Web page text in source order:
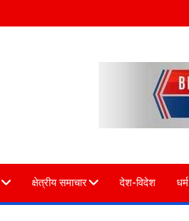
क्षेत्रीय समाचार देश-विदेश धर्म